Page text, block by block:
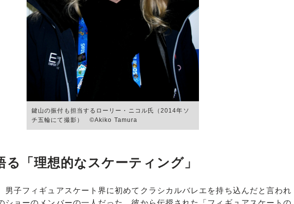
鍵山の振付も担当するローリー・ニコル氏（2014年ソ
チ五輪にて撮影） ©Akiko Tamura
る「理想的なスケーティング」
子フィギュアスケート界に初めてクラシカルバレエを持ち込んだと言われ